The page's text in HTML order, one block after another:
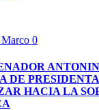
Marco 0
DE
HACIA LA